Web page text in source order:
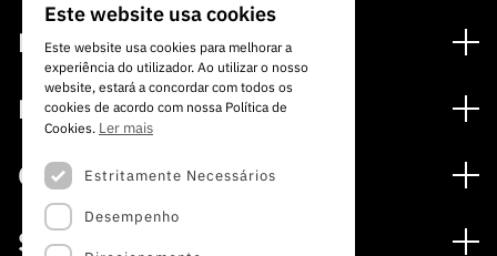
Financiamento
Programas de Financiamento
Internacional
Prémios
Media
Notas de Imprensa
Subscrever Newsletter
Concursos
Concursos Abertos
Serviços
PORTUGUESE
ENGLISH
Este website usa cookies
Este website usa cookies para melhorar a
experiência do utilizador. Ao utilizar o nosso
website, estará a concordar com todos os
cookies de acordo com nossa Política de
Cookies. Ler mais
Estritamente Necessários
Desempenho